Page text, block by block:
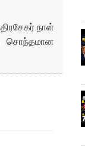
நாள்
சொந்தமான